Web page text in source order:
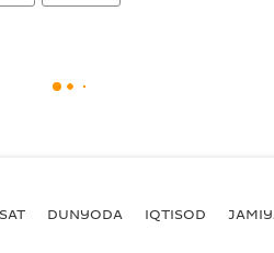
DUNYODA IQTISOD